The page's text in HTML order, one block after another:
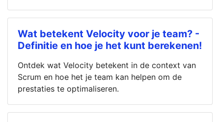
Wat betekent Velocity voor je team? -
Definitie en hoe je het kunt berekenen!
Ontdek wat Velocity betekent in de context van
Scrum en hoe het je team kan helpen om de
prestaties te optimaliseren.